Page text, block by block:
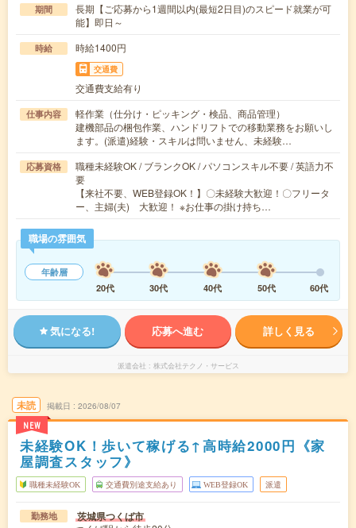
期間
長期【ご応募から1週間以内(最短2日目)のスピード就業が可
能】即日～
時給 時給1400円
交通費
交通費支給有り
仕事内容
軽作業（仕分け・ピッキング・検品、商品管理）
建機部品の梱包作業、ハンドリフトでの移動業務をお願いし
ます。(派遣)経験・スキルは問いません、未経験…
応募資格
職種未経験OK / ブランクOK / パソコンスキル不要 / 英語力不
要
【来社不要、WEB登録OK！】〇未経験大歓迎！〇フリータ
ー、主婦(夫) 大歓迎！ ※お仕事の掛け持ち…
職場の雰囲気
年齢層
20代
30代 40代 50代 60代
気になる! 応募へ進む 詳しく見る
派遣会社 株式会社テクノ・サービス
未読
NEW
掲載日 2026/08/07
未経験OK！歩いて稼げる↑高時給2000円《家
屋調査スタッフ》
職種未経験OK 交通費別途支給あり WEB登録OK 派遣
勤務地 茨城県つくば市